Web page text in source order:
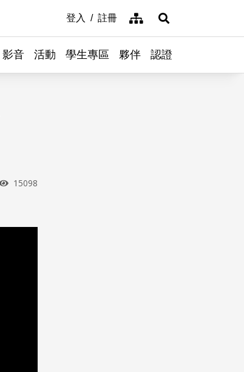
登入 註冊 網站導覽展開搜尋
影音 活動 學生專區 夥伴 認證
瀏覽次數
15098